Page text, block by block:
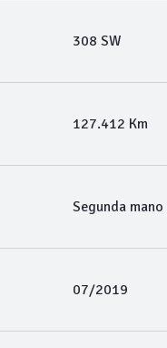
308 SW
127.412 Km
Segunda mano
07/2019